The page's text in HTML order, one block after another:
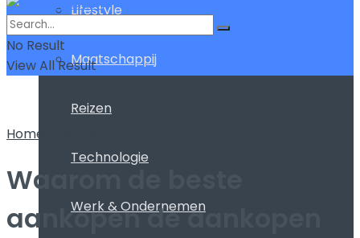
Lifestyle
Maatschappij
Reizen
Technologie
Werk & Ondernemen
No Result
View All Result
Home
Waarom de beste
aankopen de aankopen